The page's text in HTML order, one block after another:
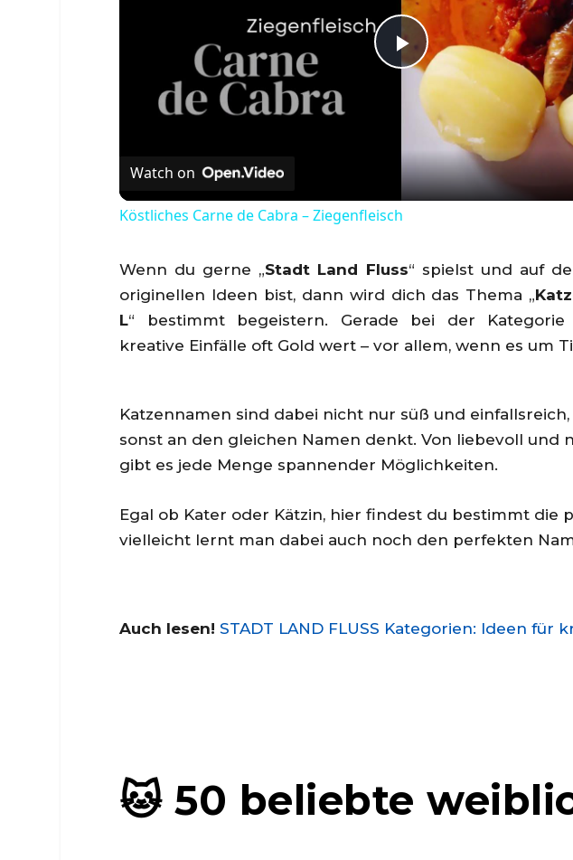
Play
Video
Watch on
Köstliches Carne de Cabra – Ziegenfleisch
Wenn du gerne „Stadt Land Fluss“ spielst und auf
originellen Ideen bist, dann wird dich das Thema „
L“ bestimmt begeistern. Gerade bei der Kategorie
kreative Einfälle oft Gold wert – vor allem, wenn es um
Katzennamen sind dabei nicht nur süß und
sonst an den gleichen Namen denkt. Von liebevoll
gibt es jede Menge spannender Möglichkeiten.
Egal ob Kater oder Kätzin, hier findest du bestimmt die
vielleicht lernt man dabei auch noch den perfekten
Auch lesen! STADT LAND FLUSS Kategorien: Ideen für
🐱 50 beliebte